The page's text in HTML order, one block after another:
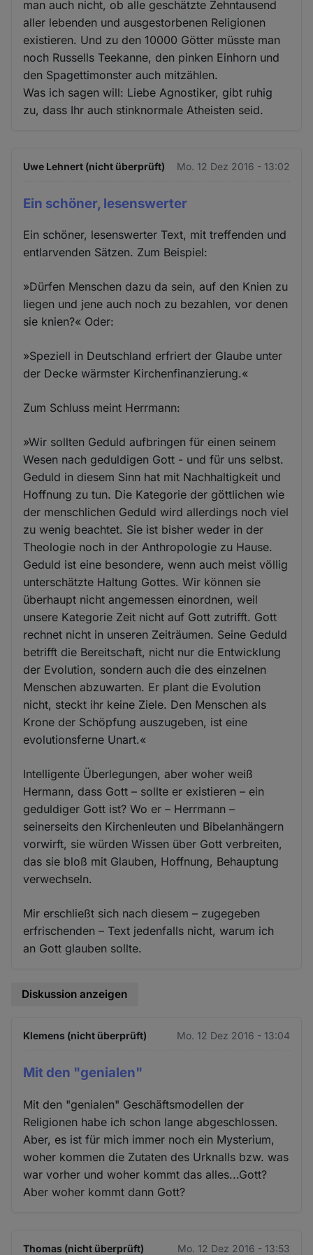
man auch nicht, ob alle geschätzte Zehntausend
aller lebenden und ausgestorbenen Religionen
existieren. Und zu den 10000 Götter müsste man
noch Russells Teekanne, den pinken Einhorn und
den Spagettimonster auch mitzählen.
Was ich sagen will: Liebe Agnostiker, gibt ruhig
zu, dass Ihr auch stinknormale Atheisten seid.
Uwe Lehnert (nicht überprüft) Mo. 12 Dez 2016 - 13:02
Ein schöner, lesenswerter
Ein schöner, lesenswerter Text, mit treffenden und
entlarvenden Sätzen. Zum Beispiel:
»Dürfen Menschen dazu da sein, auf den Knien zu
liegen und jene auch noch zu bezahlen, vor denen
sie knien?« Oder:
»Speziell in Deutschland erfriert der Glaube unter
der Decke wärmster Kirchenfinanzierung.«
Zum Schluss meint Herrmann:
»Wir sollten Geduld aufbringen für einen seinem
Wesen nach geduldigen Gott - und für uns selbst.
Geduld in diesem Sinn hat mit Nachhaltigkeit und
Hoffnung zu tun. Die Kategorie der göttlichen wie
der menschlichen Geduld wird allerdings noch viel
zu wenig beachtet. Sie ist bisher weder in der
Theologie noch in der Anthropologie zu Hause.
Geduld ist eine besondere, wenn auch meist völlig
unterschätzte Haltung Gottes. Wir können sie
überhaupt nicht angemessen einordnen, weil
unsere Kategorie Zeit nicht auf Gott zutrifft. Gott
rechnet nicht in unseren Zeiträumen. Seine Geduld
betrifft die Bereitschaft, nicht nur die Entwicklung
der Evolution, sondern auch die des einzelnen
Menschen abzuwarten. Er plant die Evolution
nicht, steckt ihr keine Ziele. Den Menschen als
Krone der Schöpfung auszugeben, ist eine
evolutionsferne Unart.«
Intelligente Überlegungen, aber woher weiß
Hermann, dass Gott – sollte er existieren – ein
geduldiger Gott ist? Wo er – Herrmann –
seinerseits den Kirchenleuten und Bibelanhängern
vorwirft, sie würden Wissen über Gott verbreiten,
das sie bloß mit Glauben, Hoffnung, Behauptung
verwechseln.
Mir erschließt sich nach diesem – zugegeben
erfrischenden – Text jedenfalls nicht, warum ich
an Gott glauben sollte.
Diskussion anzeigen
Klemens (nicht überprüft) Mo. 12 Dez 2016 - 13:04
Mit den "genialen"
Mit den "genialen" Geschäftsmodellen der
Religionen habe ich schon lange abgeschlossen.
Aber, es ist für mich immer noch ein Mysterium,
woher kommen die Zutaten des Urknalls bzw. was
war vorher und woher kommt das alles...Gott?
Aber woher kommt dann Gott?
Thomas (nicht überprüft) Mo. 12 Dez 2016 - 13:53